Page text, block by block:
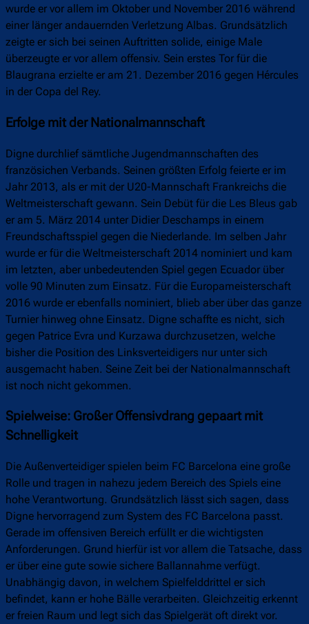
wurde er vor allem im Oktober und November 2016 während
einer länger andauernden Verletzung Albas. Grundsätzlich
zeigte er sich bei seinen Auftritten solide, einige Male
überzeugte er vor allem offensiv. Sein erstes Tor für die
Blaugrana erzielte er am 21. Dezember 2016 gegen Hércules
in der Copa del Rey.
Erfolge mit der Nationalmannschaft
Digne durchlief sämtliche Jugendmannschaften des
französichen Verbands. Seinen größten Erfolg feierte er im
Jahr 2013, als er mit der U20-Mannschaft Frankreichs die
Weltmeisterschaft gewann. Sein Debüt für die Les Bleus gab
er am 5. März 2014 unter Didier Deschamps in einem
Freundschaftsspiel gegen die Niederlande. Im selben Jahr
wurde er für die Weltmeisterschaft 2014 nominiert und kam
im letzten, aber unbedeutenden Spiel gegen Ecuador über
volle 90 Minuten zum Einsatz. Für die Europameisterschaft
2016 wurde er ebenfalls nominiert, blieb aber über das ganze
Turnier hinweg ohne Einsatz. Digne schaffte es nicht, sich
gegen Patrice Evra und Kurzawa durchzusetzen, welche
bisher die Position des Linksverteidigers nur unter sich
ausgemacht haben. Seine Zeit bei der Nationalmannschaft
ist noch nicht gekommen.
Spielweise: Großer Offensivdrang gepaart mit
Schnelligkeit
Die Außenverteidiger spielen beim FC Barcelona eine große
Rolle und tragen in nahezu jedem Bereich des Spiels eine
hohe Verantwortung. Grundsätzlich lässt sich sagen, dass
Digne hervorragend zum System des FC Barcelona passt.
Gerade im offensiven Bereich erfüllt er die wichtigsten
Anforderungen. Grund hierfür ist vor allem die Tatsache, dass
er über eine gute sowie sichere Ballannahme verfügt.
Unabhängig davon, in welchem Spielfelddrittel er sich
befindet, kann er hohe Bälle verarbeiten. Gleichzeitig erkennt
er freien Raum und legt sich das Spielgerät oft direkt vor.